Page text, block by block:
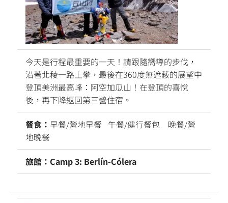
今天是行程最重要的一天！請跟隨嚮導的步伐，
沿著北稜一路上攀，最後在360度無遮蔽的展望中
登頂美洲最高峰：阿空加瓜山！在登頂的喜悅
後，再下降返回第三營住宿。
餐食： 早餐/營地早餐 午餐/健行餐包 晚餐/營
地晚餐
旅館：Camp 3: Berlín-Cólera